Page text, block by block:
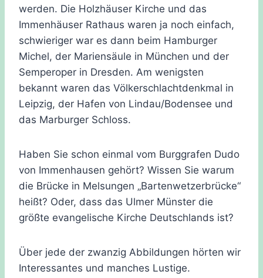
werden. Die Holzhäuser Kirche und das
Immenhäuser Rathaus waren ja noch einfach,
schwieriger war es dann beim Hamburger
Michel, der Mariensäule in München und der
Semperoper in Dresden. Am wenigsten
bekannt waren das Völkerschlachtdenkmal in
Leipzig, der Hafen von Lindau/Bodensee und
das Marburger Schloss.
Haben Sie schon einmal vom Burggrafen Dudo
von Immenhausen gehört? Wissen Sie warum
die Brücke in Melsungen „Bartenwetzerbrücke“
heißt? Oder, dass das Ulmer Münster die
größte evangelische Kirche Deutschlands ist?
Über jede der zwanzig Abbildungen hörten wir
Interessantes und manches Lustige.